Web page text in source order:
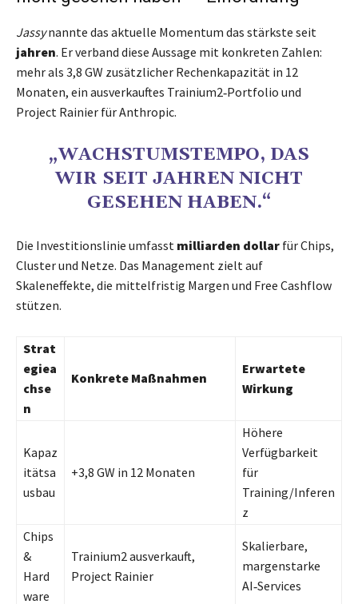
Jassynannte das aktuelle Momentum das stärkste seit
jahren. Er verband diese Aussage mit konkreten Zahlen:
mehr als 3,8 GW zusätzlicher Rechenkapazität in 12
Monaten, ein ausverkauftes Trainium2‑Portfolio und
Project Rainier für Anthropic.
„WACHSTUMSTEMPO, DAS
WIR SEIT JAHREN NICHT
GESEHEN HABEN.“
Die Investitionslinie umfasst milliarden dollar für Chips,
Cluster und Netze. Das Management zielt auf
Skaleneffekte, die mittelfristig Margen und Free Cashflow
stützen.
Strat
egiea
chse
n
Konkrete Maßnahmen
Erwartete
Wirkung
Kapaz
itätsa
usbau
+3,8 GW in 12 Monaten
Höhere
Verfügbarkeit
für
Training/Inferen
z
Chips
&
Hard
ware
Trainium2 ausverkauft,
Project Rainier
Skalierbare,
margenstarke
AI‑Services